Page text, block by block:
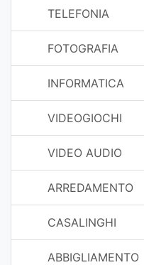
TELEFONIA
FOTOGRAFIA
INFORMATICA
VIDEOGIOCHI
VIDEO AUDIO
ARREDAMENTO
CASALINGHI
ABBIGLIAMENTO